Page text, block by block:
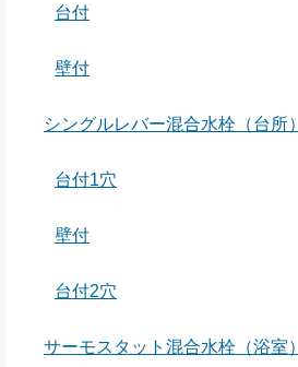
台付
壁付
シングルレバー混合水栓（台所）
台付1穴
壁付
台付2穴
サーモスタット混合水栓（浴室）